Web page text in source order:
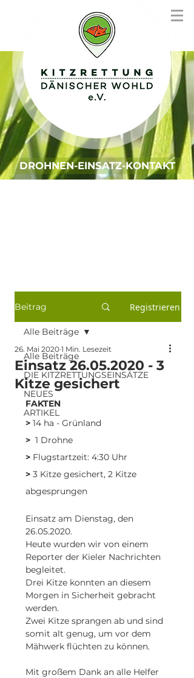
DROHNEN-EINSATZ-KONTAKT
Beitrag Registrieren
Alle Beiträge
DIE KITZRETTUNGSEINSÄTZE
NEUES
ARTIKEL
Alle Beiträge
Einsatz 26.05.2020 - 3
Kitze gesichert
26. Mai 2020 1 Min. Lesezeit
FAKTEN
> 14 ha - Grünland
>
  1 Drohne
> Flugstartzeit: 4:30 Uhr
> 3 Kitze gesichert, 2 Kitze
abgesprungen
Einsatz am Dienstag, den
26.05.2020.
Heute wurden wir von einem
Reporter der Kieler Nachrichten
begleitet.
Drei Kitze konnten an diesem
Morgen in Sicherheit gebracht
werden.
Zwei Kitze sprangen ab und sind
somit alt genug, um vor dem
Mähwerk flüchten zu können.
Mit großem Dank an alle Helfer